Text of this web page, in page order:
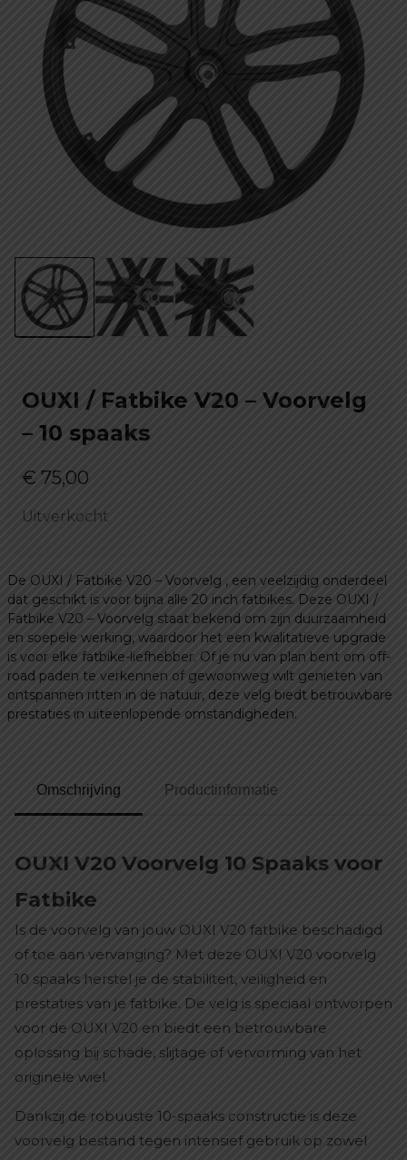
OUXI / Fatbike V20 – Voorvelg
– 10 spaaks
€ 75,00
Uitverkocht
De OUXI / Fatbike V20 – Voorvelg , een veelzijdig onderdeel
dat geschikt is voor bijna alle 20 inch fatbikes. Deze OUXI /
Fatbike V20 – Voorvelg staat bekend om zijn duurzaamheid
en soepele werking, waardoor het een kwalitatieve upgrade
is voor elke fatbike-liefhebber. Of je nu van plan bent om off-
road paden te verkennen of gewoonweg wilt genieten van
ontspannen ritten in de natuur, deze velg biedt betrouwbare
prestaties in uiteenlopende omstandigheden.
Omschrijving Productinformatie
OUXI V20 Voorvelg 10 Spaaks voor
Fatbike
Is de voorvelg van jouw OUXI V20 fatbike beschadigd
of toe aan vervanging? Met deze OUXI V20 voorvelg
10 spaaks herstel je de stabiliteit, veiligheid en
prestaties van je fatbike. De velg is speciaal ontworpen
voor de OUXI V20 en biedt een betrouwbare
oplossing bij schade, slijtage of vervorming van het
originele wiel.
Dankzij de robuuste 10-spaaks constructie is deze
voorvelg bestand tegen intensief gebruik op zowel